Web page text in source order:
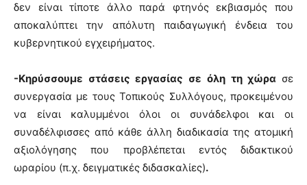
δεν είναι τίποτε άλλο παρά φτηνός εκβιασμός που
αποκαλύπτει την απόλυτη παιδαγωγική ένδεια του
κυβερνητικού εγχειρήματος.
-Κηρύσσουμε στάσεις εργασίας σε όλη τη χώρα σε
συνεργασία με τους Τοπικούς Συλλόγους, προκειμένου
να είναι καλυμμένοι όλοι οι συνάδελφοι και οι
συναδέλφισσες από κάθε άλλη διαδικασία της ατομική
αξιολόγησης που προβλέπεται εντός διδακτικού
ωραρίου (π.χ. δειγματικές διδασκαλίες).